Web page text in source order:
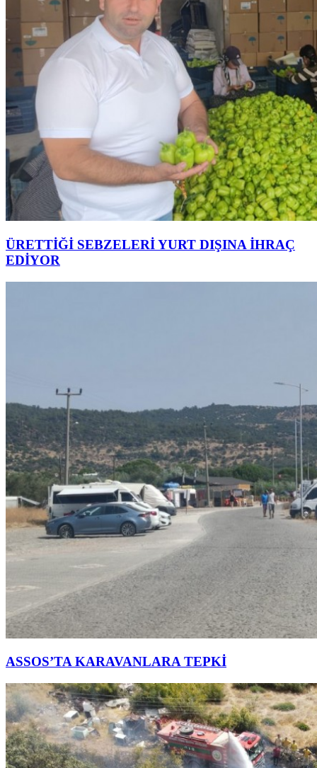
ÜRETTİĞİ SEBZELERİ YURT DIŞINA İHRAÇ
EDİYOR
ASSOS’TA KARAVANLARA TEPKİ